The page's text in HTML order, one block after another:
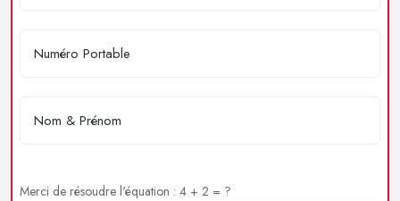
Merci de résoudre l'équation : 4 + 2 = ?